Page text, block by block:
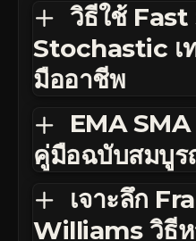
วิธีใช้
Stochastic เ
มืออาชีพ
EMA
คู่มือฉบับสมบู
เจาะลึก
Williams วิธี